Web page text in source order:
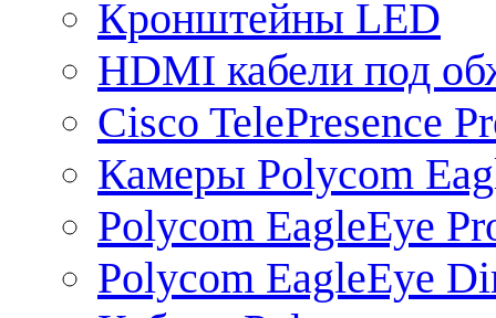
Кронштейны LED
HDMI кабели под
Cisco TelePresence
Камеры Polycom
Polycom EagleEye
Polycom EagleEye